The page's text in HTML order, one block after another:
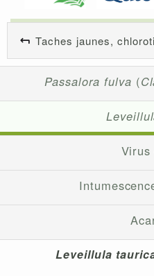
Taches jaunes,
Passalora fulva (
Leveillula